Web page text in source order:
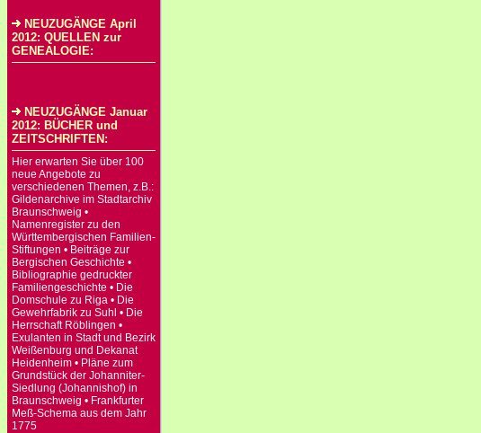
NEUZUGÄNGE April
2012: QUELLEN zur
GENEALOGIE:
NEUZUGÄNGE Januar
2012: BÜCHER und
ZEITSCHRIFTEN:
Hier erwarten Sie über 100
neue Angebote zu
verschiedenen Themen, z.B.:
Gildenarchive im Stadtarchiv
Braunschweig •
Namenregister zu den
Württembergischen Familien-
Stiftungen • Beiträge zur
Bergischen Geschichte •
Bibliographie gedruckter
Familiengeschichte • Die
Domschule zu Riga • Die
Gewehrfabrik zu Suhl • Die
Herrschaft Röblingen •
Exulanten in Stadt und Bezirk
Weißenburg und Dekanat
Heidenheim • Pläne zum
Grundstück der Johanniter-
Siedlung (Johannishof) in
Braunschweig • Frankfurter
Meß-Schema aus dem Jahr
1775